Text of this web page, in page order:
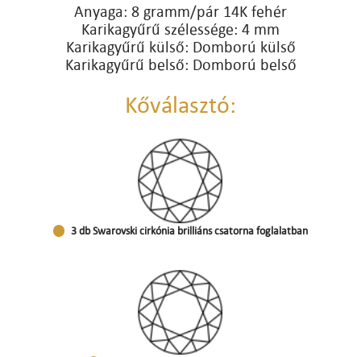
Anyaga: 8 gramm/pár 14K fehér
Karikagyűrű szélessége: 4 mm
Karikagyűrű külső: Domború külső
Karikagyűrű belső: Domború belső
Kőválasztó:
3 db Swarovski cirkónia brilliáns csatorna foglalatban